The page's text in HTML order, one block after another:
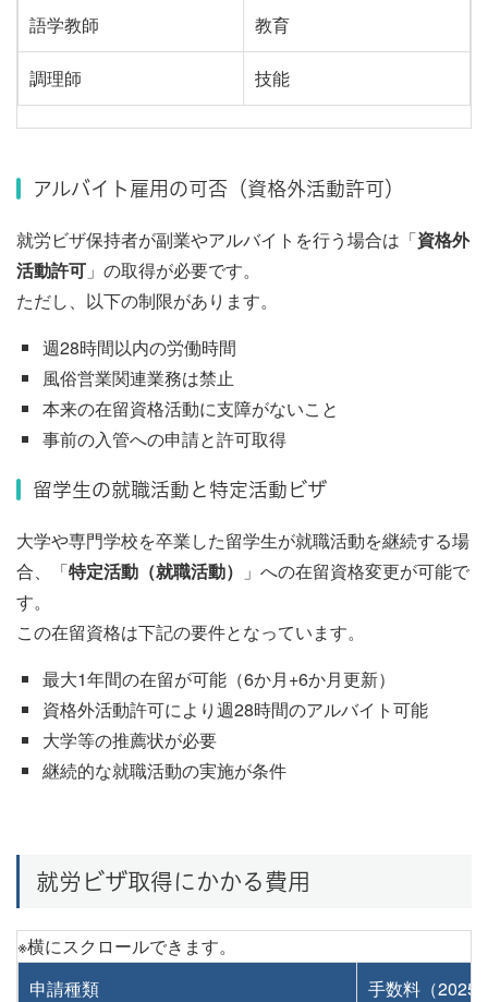
語学教師 教育
調理師 技能
アルバイト雇用の可否（資格外活動許可）
就労ビザ保持者が副業やアルバイトを行う場合は「資格外
活動許可 」の取得が必要です。
ただし、以下の制限があります。
週28時間以内の労働時間
風俗営業関連業務は禁止
本来の在留資格活動に支障がないこと
事前の入管への申請と許可取得
留学生の就職活動と特定活動ビザ
大学や専門学校を卒業した留学生が就職活動を継続する場
合、「特定活動（就職活動）
」への在留資格変更が可能で
す。
この在留資格は下記の要件となっています。
最大1年間の在留が可能（6か月+6か月更新）
資格外活動許可により週28時間のアルバイト可能
大学等の推薦状が必要
継続的な就職活動の実施が条件
就労ビザ取得にかかる費用
申請種類 手数料（2025